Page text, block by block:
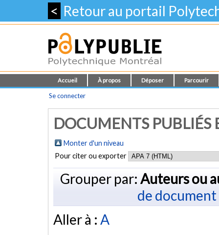
< Retour au portail
Accueil À propos Déposer Parcourir
Se connecter
DOCUMENTS PUBLIÉS
Monter d'un niveau
Pour citer ou exporter
Grouper par: Auteurs ou
de document
Aller à : A